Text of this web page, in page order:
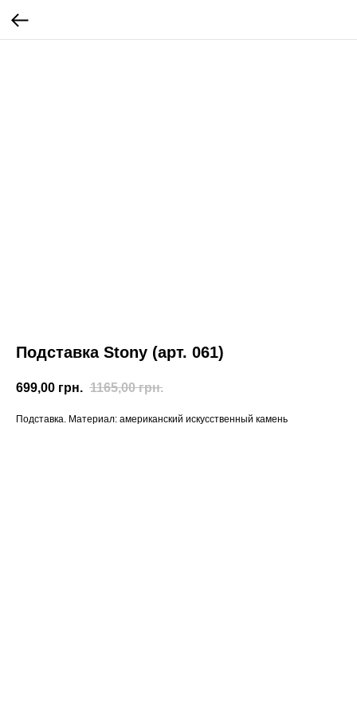
Подставка Stony (арт. 061)
699,00 грн. 1165,00 грн.
Подставка. Материал: американский искусственный камень